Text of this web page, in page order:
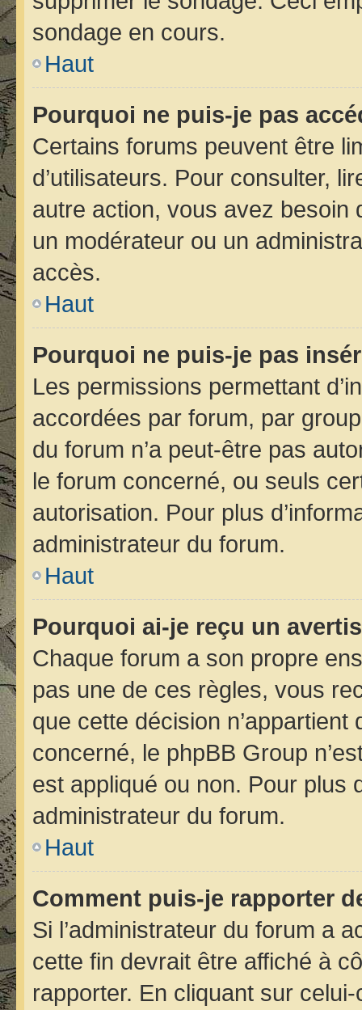
sondage en cours.
Haut
Pourquoi ne puis-je pas
Certains forums peuvent être
d’utilisateurs. Pour consulter,
autre action, vous avez besoin
un modérateur ou un
accès.
Haut
Pourquoi ne puis-je pas
Les permissions permettant
accordées par forum, par
du forum n’a peut-être pas
le forum concerné, ou seuls
autorisation. Pour plus
administrateur du forum.
Haut
Pourquoi ai-je reçu un
Chaque forum a son propre
pas une de ces règles, vous
que cette décision n’appartient
concerné, le phpBB Group
est appliqué ou non. Pour plus
administrateur du forum.
Haut
Comment puis-je rapporter
Si l’administrateur du forum a
cette fin devrait être affiché à
rapporter. En cliquant sur